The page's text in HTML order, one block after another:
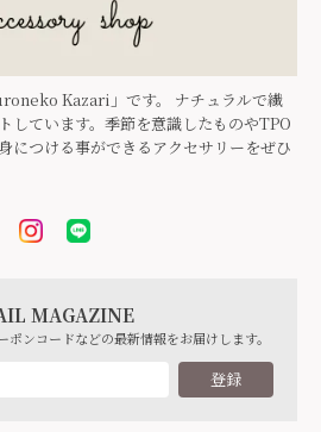
Kazari」です。 ナチュラルで繊
しています。季節を意識したものやTPO
につける事ができるアクセサリーをぜひ
MAGAZINE
ンコードなどの最新情報をお届けします。
登録